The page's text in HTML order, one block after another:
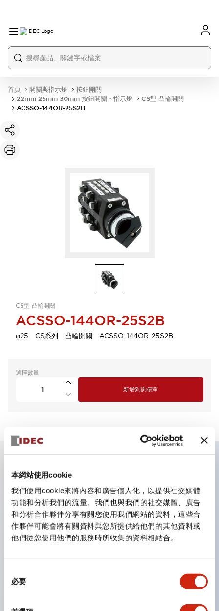
本網站使用cookie
我們使用cookie來將內容和廣告個人化，以提供社交媒體
功能和分析我們的流量。我們也與我們的社交媒體、廣告
和分析合作夥伴分享有關您使用我們網站的資料，這些合
作夥伴可能會將有關資料與您所提供給他們的其他資料或
他們從您使用他們的服務時所收集的資料相結合。
必要
首頁 開關與指示燈
按鈕開關
22mm 25mm 30mm 按鈕開關・指示燈
CS型 凸輪開關
ACSSO-144OR-25S2B
CS型 凸輪開關
ACSSO-144OR-25S2B
φ25 CS系列 凸輪開關 ACSSO-144OR-25S2B
選擇數量
新增到詢價單
主要特點
CS型凸輪開關是方便用於設備的開關和切換，適用範圍廣
泛的操作開關器。
提供72種標準迴路
透過6種形式與接點模組段數的組合，可實現各種接點構
造。
配備可確認接點狀態的指示燈，並提供手柄操作型、鑰匙